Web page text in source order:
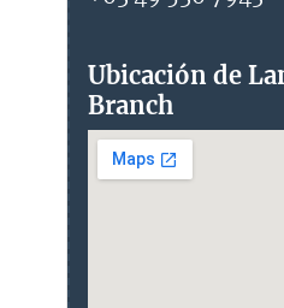
Ubicación de
Branch